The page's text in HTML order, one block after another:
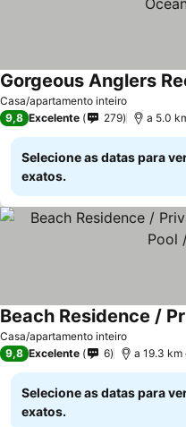
Casa/apartamento inteiro
9,8 Excelente 279 a 5.0
Selecione as datas para
exatos.
Casa/apartamento inteiro
9,8 Excelente 6 a 19.3 km
Selecione as datas para
exatos.